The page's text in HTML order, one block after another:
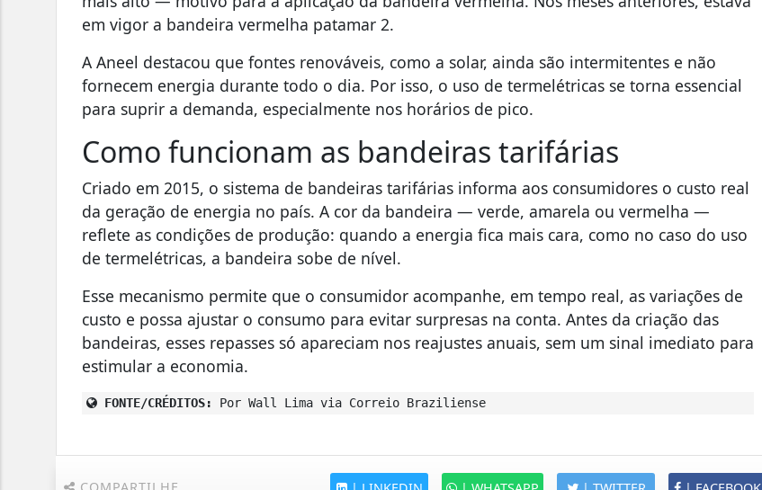
em vigor a bandeira vermelha patamar 2.
A Aneel destacou que fontes renováveis, como a solar, ainda são intermitentes e não
fornecem energia durante todo o dia. Por isso, o uso de termelétricas se torna essencial
para suprir a demanda, especialmente nos horários de pico.
Como funcionam as bandeiras tarifárias
Criado em 2015, o sistema de bandeiras tarifárias informa aos consumidores o custo real
da geração de energia no país. A cor da bandeira — verde, amarela ou vermelha —
reflete as condições de produção: quando a energia fica mais cara, como no caso do uso
de termelétricas, a bandeira sobe de nível.
Esse mecanismo permite que o consumidor acompanhe, em tempo real, as variações de
custo e possa ajustar o consumo para evitar surpresas na conta. Antes da criação das
bandeiras, esses repasses só apareciam nos reajustes anuais, sem um sinal imediato para
estimular a economia.
FONTE/CRÉDITOS: Por Wall Lima via Correio Braziliense
COMPARTILHE